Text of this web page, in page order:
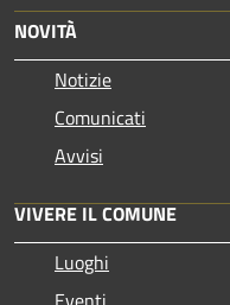
NOVITÀ
Notizie
Comunicati
Avvisi
VIVERE IL COMUNE
Luoghi